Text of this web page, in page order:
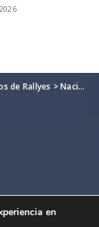
de Rallyes >Nacional
en